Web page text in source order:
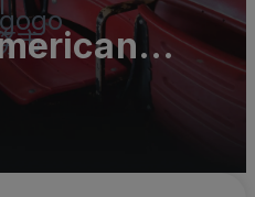
市
(InActive)